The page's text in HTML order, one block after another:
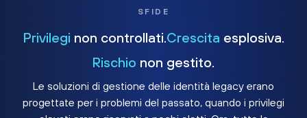
SFIDE
Privilegi non controllati. Crescita esplosiva.
Rischio non gestito.
Le soluzioni di gestione delle identità legacy erano
progettate per i problemi del passato, quando i privilegi